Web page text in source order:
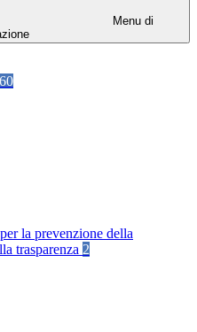
Menu di
60
la prevenzione della
trasparenza 2